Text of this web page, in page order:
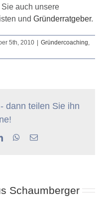
auch unsere
und Gründerratgeber.
5th, 2010 Gründercoaching,
dann teilen Sie ihn
LinkedInWhatsApp
E-
Schaumberger